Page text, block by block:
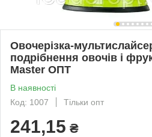
Овочерізка-
подрібнення овочів і
Master ОПТ
В наявності
Код: 1007
Тільки опт
241,15 ₴